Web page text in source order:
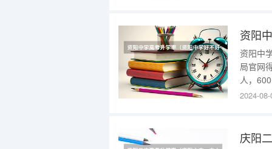
资阳
资阳中
局官网
人，
一级示
2024-
庆阳